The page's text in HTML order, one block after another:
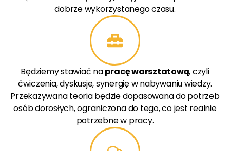
dobrze wykorzystanego czasu.
Będziemy stawiać napracę warsztatową, czyli
ćwiczenia, dyskusje, synergię w nabywaniu wiedzy.
Przekazywana teoria będzie dopasowana do potrzeb
osób dorosłych, ograniczona do tego, co jest realnie
potrzebne w pracy.